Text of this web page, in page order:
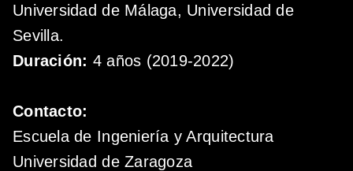
Universidad de Málaga, Universidad de
Sevilla.
Duración: 4 años (2019-2022)
Contacto:
Escuela de Ingeniería y Arquitectura
Universidad de Zaragoza